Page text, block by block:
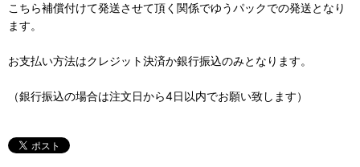
こちら補償付けて発送させて頂く関係でゆうパックでの発送となり
ます。
お支払い方法はクレジット決済か銀行振込のみとなります。
（銀行振込の場合は注文日から4日以内でお願い致します）